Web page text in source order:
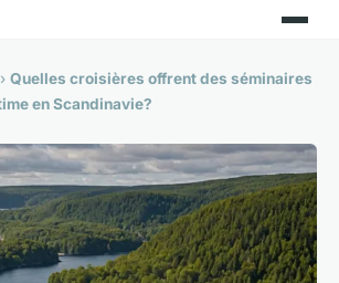
› Quelles croisières offrent des séminaires
en Scandinavie?